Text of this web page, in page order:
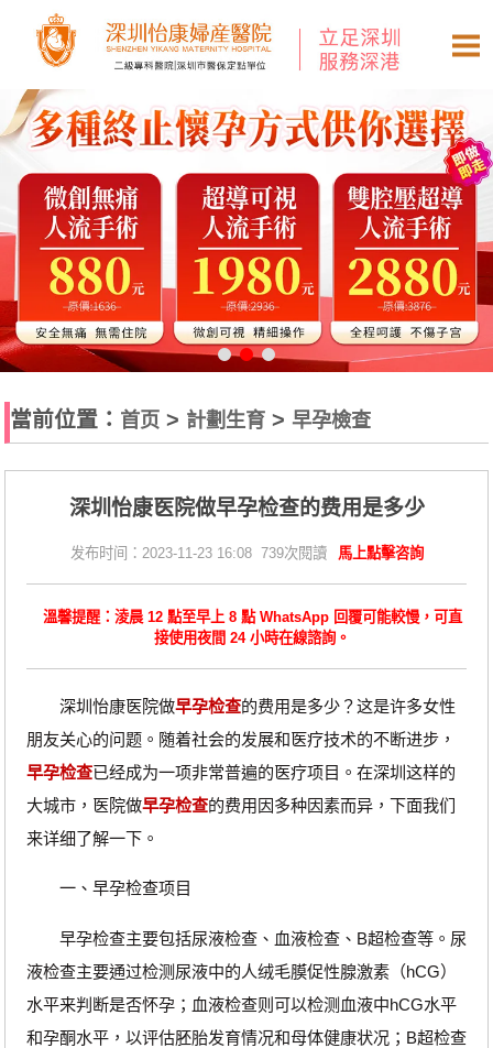
當前位置： 首页 > 計劃生育 >早孕檢查
深圳怡康医院做早孕检查的费用是多少
发布时间：2023-11-23 16:08 739次閱讀 馬上點擊咨詢
溫馨提醒：淩晨 12 點至早上 8 點 WhatsApp 回覆可能較慢，可直
接使用夜間 24 小時在線諮詢。
深圳怡康医院做早孕检查的费用是多少？这是许多女性
朋友关心的问题。随着社会的发展和医疗技术的不断进步，
早孕检查已经成为一项非常普遍的医疗项目。在深圳这样的
大城市，医院做早孕检查的费用因多种因素而异，下面我们
来详细了解一下。
一、早孕检查项目
早孕检查主要包括尿液检查、血液检查、B超检查等。尿
液检查主要通过检测尿液中的人绒毛膜促性腺激素（hCG）
水平来判断是否怀孕；血液检查则可以检测血液中hCG水平
和孕酮水平，以评估胚胎发育情况和母体健康状况；B超检查